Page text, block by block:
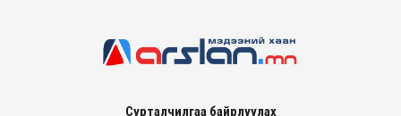
Сурталчилгаа байрлуулах